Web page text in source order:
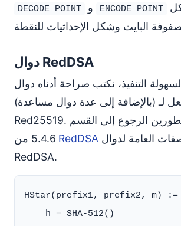
DECODE_POINT ENCODE_POINT
دوال RedDSA
لسهولة التنفيذ، نكتب صراحة أدناه دوال RedDSA
(بالإضافة إلى عدة دوال مساعدة) المخصصة بالفعل لـ
Red25519. يجب على المطورين الرجوع إلى القسم
RedDSA
RedDSA.
HStar(prefix1, prefix2, m) :=
    h = SHA-512()